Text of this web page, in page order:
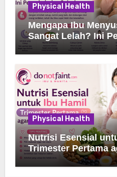
Physical Health
Mengapa Ibu
Sangat Lelah? Ini
Solusinya
Physical Health
Nutrisi Esensial
Trimester Pertama
dan Kuat